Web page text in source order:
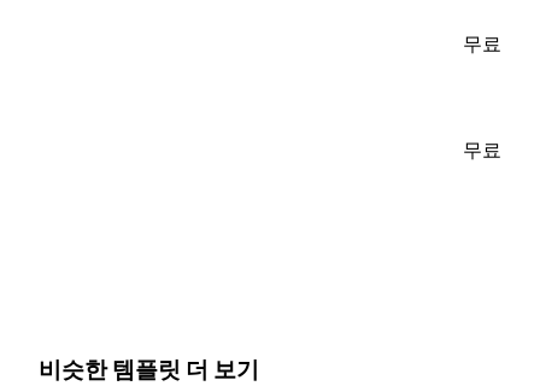
무료
무료
비슷한 템플릿 더 보기